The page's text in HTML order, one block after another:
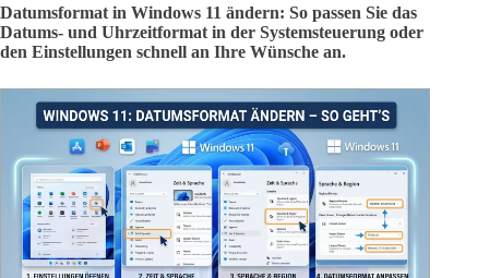
Datumsformat in Windows 11 ändern: So passen Sie das
Datums- und Uhrzeitformat in der Systemsteuerung oder
den Einstellungen schnell an Ihre Wünsche an.